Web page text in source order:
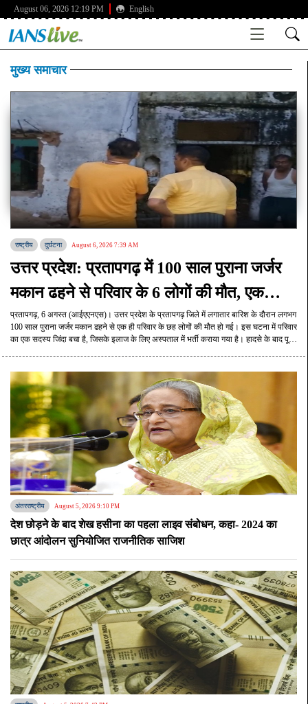
August 06, 2026 12:19 PM English
मुख्य समाचार
राष्ट्रीय दुर्घटना August 6, 2026 7:39 AM
उत्तर प्रदेश: प्रतापगढ़ में 100 साल पुराना जर्जर
मकान ढहने से परिवार के 6 लोगों की मौत, एक
युवक जिंदा बचा
प्रतापगढ़, 6 अगस्त (आईएएनएस)। उत्तर प्रदेश के प्रतापगढ़ जिले में लगातार बारिश के दौरान लगभग
100 साल पुराना जर्जर मकान ढहने से एक ही परिवार के छह लोगों की मौत हो गई। इस घटना में परिवार
का एक सदस्य जिंदा बचा है, जिसके इलाज के लिए अस्पताल में भर्ती कराया गया है। हादसे के बाद पूरे
अंतरराष्ट्रीय August 5, 2026 9:10 PM
देश छोड़ने के बाद शेख हसीना का पहला लाइव संबोधन, कहा- 2024 का
छात्र आंदोलन सुन‍ियोज‍ित राजनीत‍िक साज‍िश